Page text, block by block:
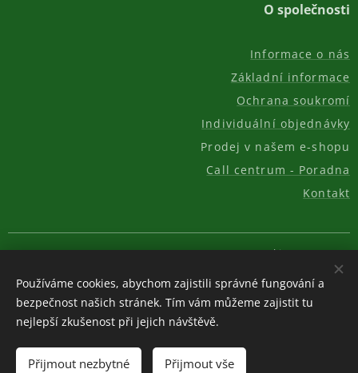
Do košíku
O společnosti
Informace o nás
Základní informace
Ochrana soukromí
Individuální objednávky
Prodej v našem e-shopu
Call centrum - Poradna
Kontakt
© 2011-2026, AKC REAL GROUP s.r.o. Cookies
Měna
CZK Kč
EUR € USD $
Používáme cookies, abychom zajistili správné fungování a
bezpečnost našich stránek. Tím vám můžeme zajistit tu
nejlepší zkušenost při jejich návštěvě.
Přijmout nezbytné Přijmout vše